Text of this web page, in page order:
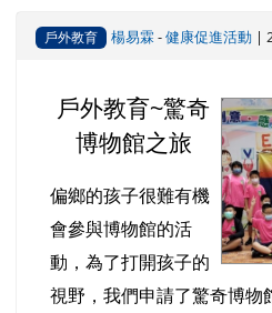
戶外教育 楊易霖-健康促進活動|
戶外教育~驚奇
博物館之旅
偏鄉的孩子很難有機
會參與博物館的活
動，為了打開孩子的
視野，我們申請了驚奇博物